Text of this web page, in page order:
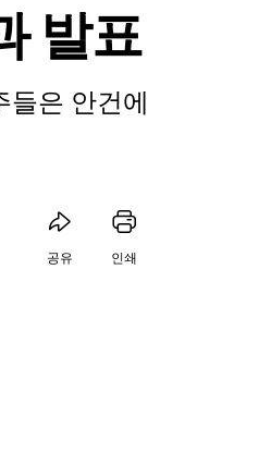
발표
들은 안건에
공유 인쇄